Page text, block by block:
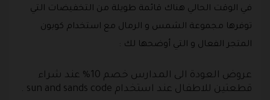
في الوقت الحالي هناك قائمة طويلة من التخفيضات التي
توفرها مجموعة الشمس و الرمال مع استخدام كوبون
المتجر الفعال و التي أوضحها لك :
عروض العودة الى المدارس خصم 10% عند شراء
قطعتين للاطفال عند استخدام sun and sands code .